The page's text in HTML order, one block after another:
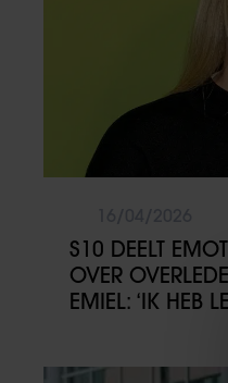
S10 DEELT
OVER
EMIEL: ‘IK HEB